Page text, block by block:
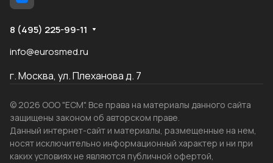
8 (495) 225-99-11
info@eurosmed.ru
г. Москва, ул. Плеханова д. 7
© 2026 ООО "ЕСМ". Все права на материалы данного сайта
защищены законом об авторском праве.
Данный интернет-сайт и материалы, размещенные на нем,
носят исключительно информационный характер и ни при
каких условиях не являются публичной офертой,